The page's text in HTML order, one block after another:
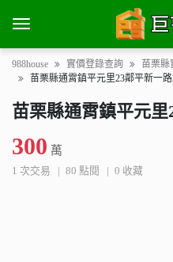
988house 實價登錄查詢 苗栗縣
苗栗縣通霄鎮平元里23鄰平新一
苗栗縣通霄鎮平元里
300 萬
1 次交易 80 點閱 0 收藏